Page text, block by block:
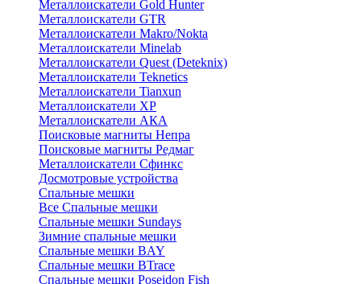
Металлоискатели Gold Hunter
Металлоискатели GTR
Металлоискатели Makro/Nokta
Металлоискатели Minelab
Металлоискатели Quest (Deteknix)
Металлоискатели Teknetics
Металлоискатели Tianxun
Металлоискатели XP
Металлоискатели АКА
Поисковые магниты Непра
Поисковые магниты Редмаг
Металлоискатели Сфинкс
Досмотровые устройства
Спальные мешки
Все Спальные мешки
Спальные мешки Sundays
Зимние спальные мешки
Спальные мешки BAY
Спальные мешки BTrace
Спальные мешки Poseidon Fish